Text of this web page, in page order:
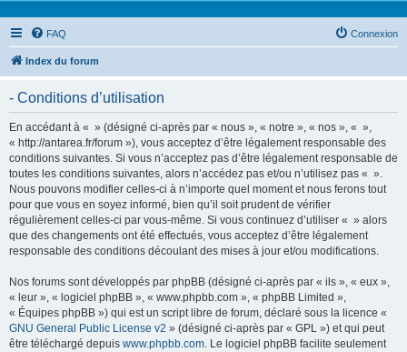
FAQ Connexion
Index du forum
- Conditions d’utilisation
En accédant à « » (désigné ci-après par « nous », « notre », « nos », « »,
« http://antarea.fr/forum »), vous acceptez d’être légalement responsable des
conditions suivantes. Si vous n’acceptez pas d’être légalement responsable de
toutes les conditions suivantes, alors n’accédez pas et/ou n’utilisez pas « ».
Nous pouvons modifier celles-ci à n’importe quel moment et nous ferons tout
pour que vous en soyez informé, bien qu’il soit prudent de vérifier
régulièrement celles-ci par vous-même. Si vous continuez d’utiliser « » alors
que des changements ont été effectués, vous acceptez d’être légalement
responsable des conditions découlant des mises à jour et/ou modifications.
Nos forums sont développés par phpBB (désigné ci-après par « ils », « eux »,
« leur », « logiciel phpBB », « www.phpbb.com », « phpBB Limited »,
« Équipes phpBB ») qui est un script libre de forum, déclaré sous la licence «
GNU General Public License v2 » (désigné ci-après par « GPL ») et qui peut
être téléchargé depuis www.phpbb.com. Le logiciel phpBB facilite seulement